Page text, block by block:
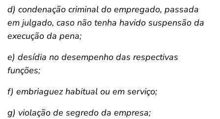
d) condenação criminal do empregado, passada
em julgado, caso não tenha havido suspensão da
execução da pena;
e) desídia no desempenho das respectivas
funções;
f) embriaguez habitual ou em serviço;
g) violação de segredo da empresa;